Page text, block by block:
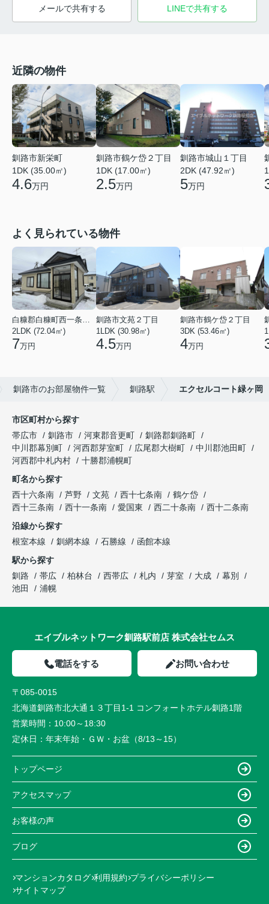
メールで共有する LINEで共有する
近隣の物件
釧路市新栄町
1DK (35.00㎡)
4.6万円
釧路市鶴ケ岱２丁目
1DK (17.00㎡)
2.5万円
釧路市城山１丁目
2DK (47.92㎡)
5万円
よく見られている物件
白糠郡白糠町西一条南４丁目
2LDK (72.04㎡)
7万円
釧路市文苑２丁目
1LDK (30.98㎡)
4.5万円
釧路市鶴ケ岱２丁目
3DK (53.46㎡)
4万円
釧路市のお部屋物件一覧 釧路駅 エクセルコート緑ヶ岡
市区町村から探す
帯広市
釧路市 河東郡音更町
釧路郡釧路町
中川郡幕別町
河西郡芽室町 広尾郡大樹町
中川郡池田町
河西郡中札内村
十勝郡浦幌町
町名から探す
西十六条南
芦野 文苑 西十七条南
鶴ケ岱
西十三条南
西十一条南 愛国東 西二十条南
西十二条南
沿線から探す
根室本線
釧網本線 石勝線
函館本線
駅から探す
釧路
帯広 柏林台 西帯広 札内 芽室 大成
幕別
池田
浦幌
エイブルネットワーク釧路駅前店 株式会社セムス
電話をする お問い合わせ
〒085-0015
北海道釧路市北大通１３丁目1-1 コンフォートホテル釧路1階
営業時間： 10:00～18:30
定休日： 年末年始・ＧＷ・お盆（8/13～15）
トップページ
アクセスマップ
お客様の声
ブログ
マンションカタログ 利用規約 プライバシーポリシー
サイトマップ